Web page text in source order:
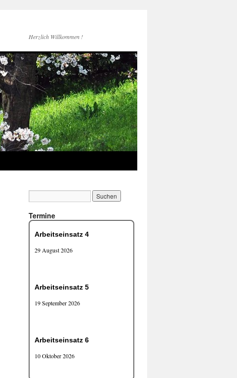
Herzlich Willkommen !
Termine
Arbeitseinsatz 4
29 August 2026
Arbeitseinsatz 5
19 September 2026
Arbeitseinsatz 6
10 Oktober 2026